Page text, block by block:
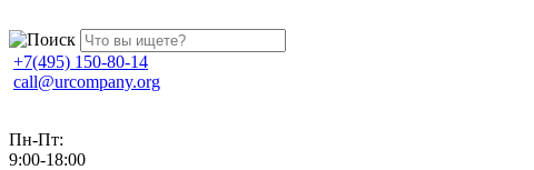
+7(495) 150-80-14
call@urcompany.org
Пн-Пт:
9:00-18:00